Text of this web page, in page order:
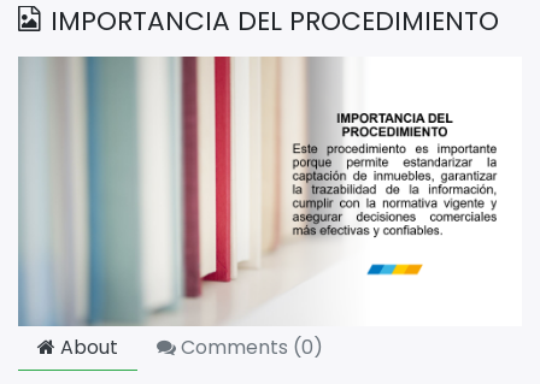
IMPORTANCIA DEL PROCEDIMIENTO
About Comments (0)